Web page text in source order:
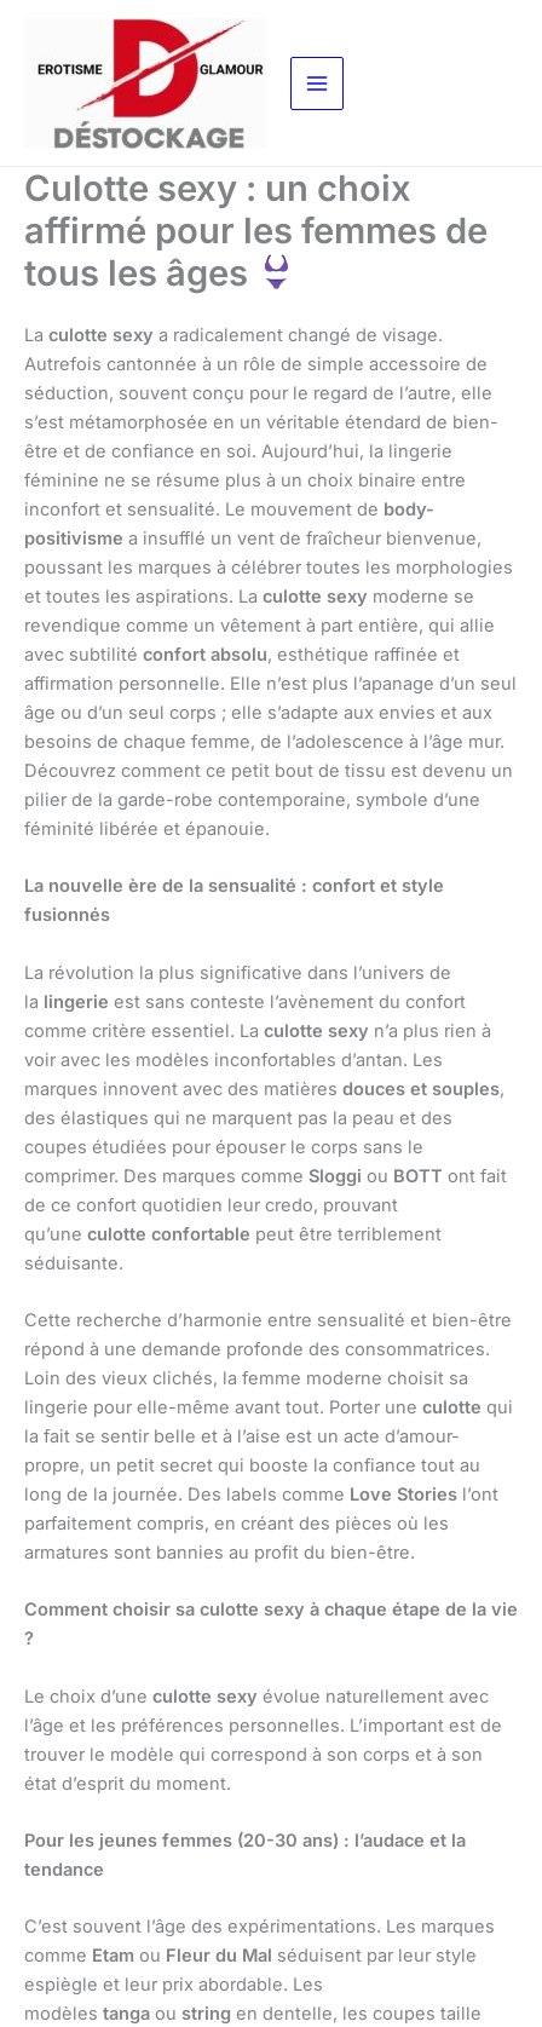
contenu
Culotte sexy : un choix
affirmé pour les femmes de
tous les âges
La culotte sexy a radicalement changé de visage.
Autrefois cantonnée à un rôle de simple accessoire de
séduction, souvent conçu pour le regard de l’autre, elle
s’est métamorphosée en un véritable étendard de bien-
être et de confiance en soi. Aujourd’hui, la lingerie
féminine ne se résume plus à un choix binaire entre
inconfort et sensualité. Le mouvement de body-
positivisme a insufflé un vent de fraîcheur bienvenue,
poussant les marques à célébrer toutes les morphologies
et toutes les aspirations. La culotte sexy moderne se
revendique comme un vêtement à part entière, qui allie
avec subtilité confort absolu, esthétique raffinée et
affirmation personnelle. Elle n’est plus l’apanage d’un seul
âge ou d’un seul corps ; elle s’adapte aux envies et aux
besoins de chaque femme, de l’adolescence à l’âge mur.
Découvrez comment ce petit bout de tissu est devenu un
pilier de la garde-robe contemporaine, symbole d’une
féminité libérée et épanouie.
La nouvelle ère de la sensualité : confort et style
fusionnés
La révolution la plus significative dans l’univers de
la lingerie est sans conteste l’avènement du confort
comme critère essentiel. La culotte sexy n’a plus rien à
voir avec les modèles inconfortables d’antan. Les
marques innovent avec des matières douces et souples,
des élastiques qui ne marquent pas la peau et des
coupes étudiées pour épouser le corps sans le
comprimer. Des marques comme Sloggi ou BOTT ont fait
de ce confort quotidien leur credo, prouvant
qu’une culotte confortable peut être terriblement
séduisante.
Cette recherche d’harmonie entre sensualité et bien-être
répond à une demande profonde des consommatrices.
Loin des vieux clichés, la femme moderne choisit sa
lingerie pour elle-même avant tout. Porter une culotte qui
la fait se sentir belle et à l’aise est un acte d’amour-
propre, un petit secret qui booste la confiance tout au
long de la journée. Des labels comme Love Stories l’ont
parfaitement compris, en créant des pièces où les
armatures sont bannies au profit du bien-être.
Comment choisir sa culotte sexy à chaque étape de la vie
?
Le choix d’une culotte sexy évolue naturellement avec
l’âge et les préférences personnelles. L’important est de
trouver le modèle qui correspond à son corps et à son
état d’esprit du moment.
Pour les jeunes femmes (20-30 ans) : l’audace et la
tendance
C’est souvent l’âge des expérimentations. Les marques
comme Etam ou Fleur du Mal séduisent par leur style
espiègle et leur prix abordable. Les
modèles tanga ou string en dentelle, les coupes taille